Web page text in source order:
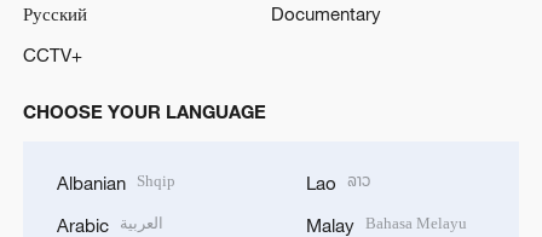
Русский
Documentary
CCTV+
CHOOSE YOUR LANGUAGE
Albanian Shqip
Arabic العربية
Lao ລາວ
Malay Bahasa Melayu